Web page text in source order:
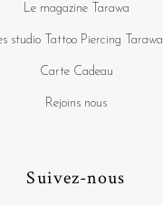
Le magazine Tarawa
studio Tattoo Piercing Tarawa
Carte Cadeau
Rejoins nous
Suivez-nous